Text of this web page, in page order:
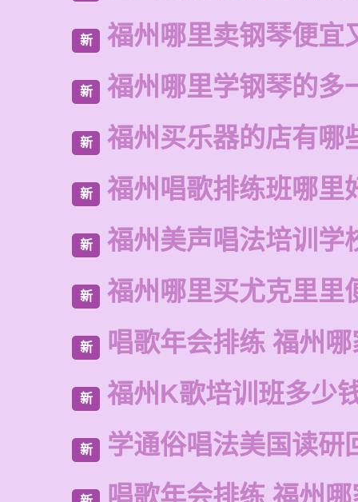
新 福州哪里卖钢琴便宜
新 福州哪里学钢琴的多
新 福州买乐器的店有哪
新 福州唱歌排练班哪里
新 福州美声唱法培训学
新 福州哪里买尤克里里
新 唱歌年会排练 福州
新 福州K歌培训班多少
新 学通俗唱法美国读研
唱歌年会排练 福州